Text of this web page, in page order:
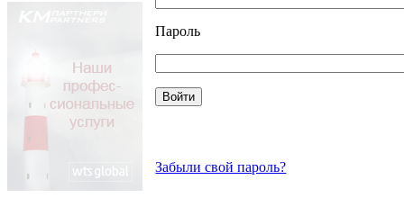
Пароль
Забыли свой пароль?